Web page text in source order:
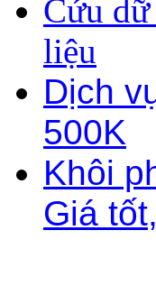
Cứu
liệu
Dịch
500K
Khôi
Giá